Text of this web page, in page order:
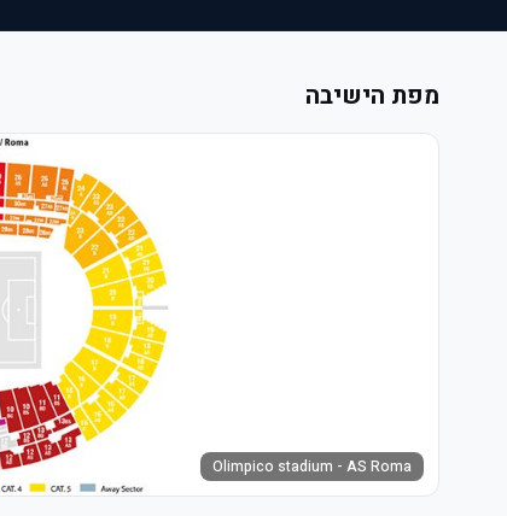
מפת הישיבה
Olimpico stadium - AS Roma